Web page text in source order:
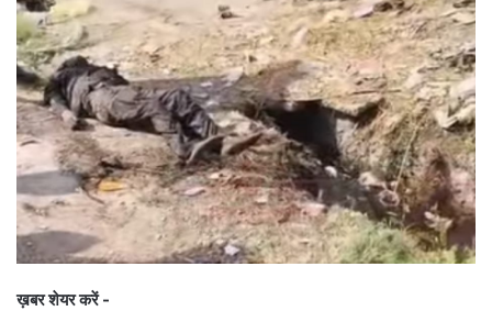
ख़बर शेयर करें -